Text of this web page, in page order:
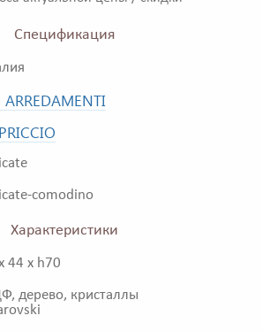
Спецификация
ARREDAMENTI
comodino
Характеристики
44 x h70
дерево, кристаллы